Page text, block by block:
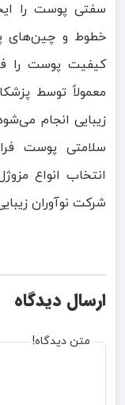
سفتی پوست را
خطوط و چین‌های
کیفیت پوست را
معمولاً توسط
زیبایی انجام
سلامتی پوست
انتخاب انواع
شرکت نوآوران
ارسال دیدگاه
متن دیدگاه!